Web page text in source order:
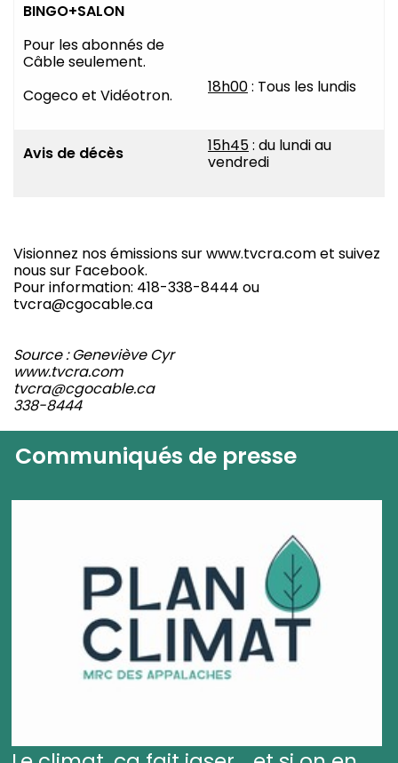
BINGO+SALON
Pour les abonnés de
Câble seulement.
Cogeco et Vidéotron.
18h00: Tous les lundis
Avis de décès 15h45: du lundi au
vendredi
Visionnez nos émissions sur www.tvcra.com et suivez
nous sur Facebook.
Pour information: 418-338-8444 ou
tvcra@cgocable.ca
Source : Geneviève Cyr
www.tvcra.com
tvcra@cgocable.ca
338-8444
Communiqués de presse